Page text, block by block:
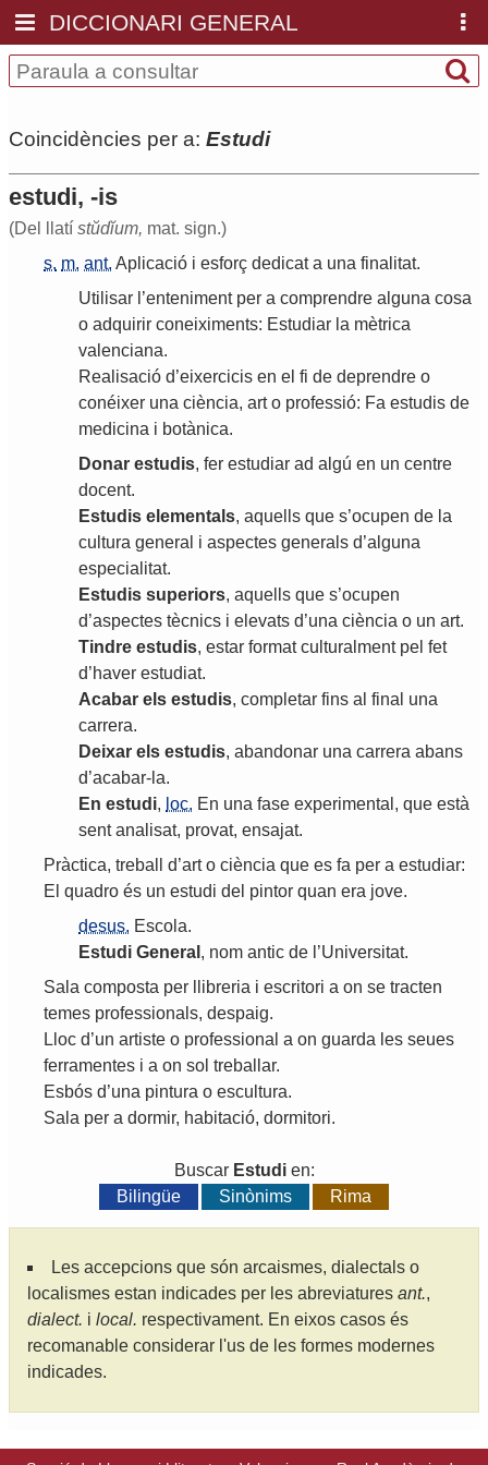
DICCIONARI GENERAL
Coincidències per a: Estudi
estudi, -is
(Del llatí stŭdĭum, mat. sign.)
s. m. ant. Aplicació i esforç dedicat a una finalitat.
Utilisar ’enteniment per a comprendre alguna cosa
o adquirir coneiximents: Estudiar la mètrica
valenciana.
Realisació d’eixercicis en el fi de deprendre o
conéixer una ciència, art o professió: Fa estudis de
medicina i botànica.
Donar estudis, fer estudiar ad algú en un centre
docent.
Estudis elementals, aquells que s’ocupen de la
cultura general i aspectes generals d’alguna
especialitat.
Estudis superiors, aquells que s’ocupen
d’aspectes tècnics i elevats d’una ciència o un art.
Tindre estudis, estar format culturalment pel fet
d’haver estudiat.
Acabar els estudis, completar fins al final una
carrera.
Deixar els estudis, abandonar una carrera abans
d’acabar- la.
En estudi, loc. En una fase experimental , que està
sent analisat, provat, ensajat.
Pràctica, treball d’art o ciència que es fa per a estudiar:
El quadro és un estudi del pintor quan era jove.
desus. Escola.
Estudi General , nom antic de ’Universitat.
Sala composta per llibreria i escritori a on se tracten
temes professionals, despaig.
Lloc d’un artiste o professional a on guarda les seues
ferramentes i a on sol treballar.
Esbós d’una pintura o escultura.
Sala per a dormir, habitació, dormitori.
Buscar Estudien:
Bilingüe
Sinònims Rima
Les accepcions que són arcaismes, dialectals o
localismes estan indicades per les abreviatures ant.,
dialect. i local. respectivament. En eixos casos és
recomanable considerar l'us de les formes modernes
indicades.